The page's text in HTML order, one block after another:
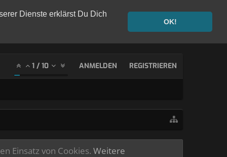
Dienste erklärst Du Dich
OK!
1 / 10 ANMELDEN REGISTRIEREN
Einsatz von Cookies. Weitere